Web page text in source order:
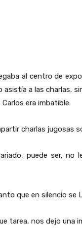
al centro de
a las charlas,
era imbatible.
charlas jugosas
puede ser, no
que en silencio se
tarea, nos dejo una